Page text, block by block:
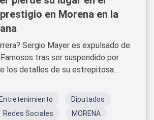
en Morena en la
Sergio Mayer es expulsado de
tras ser suspendido por
los detalles de su estrepitosa
Entretenimiento
Diputados
Redes Sociales MORENA